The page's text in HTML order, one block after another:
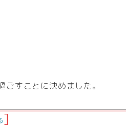
すことに決めました。
]